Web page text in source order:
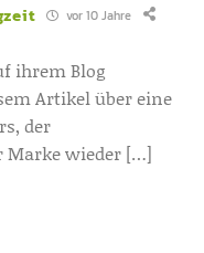
vor 10 Jahre
ihrem Blog
Artikel über eine
der
Marke wieder […]